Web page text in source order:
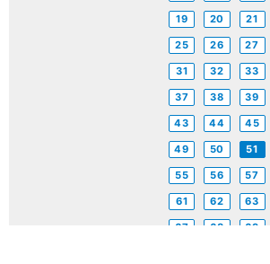
19 20 21
25 26 27
31 32 33
37 38 39
43 44 45
49 50 51
55 56 57
61 62 63
67 68 69